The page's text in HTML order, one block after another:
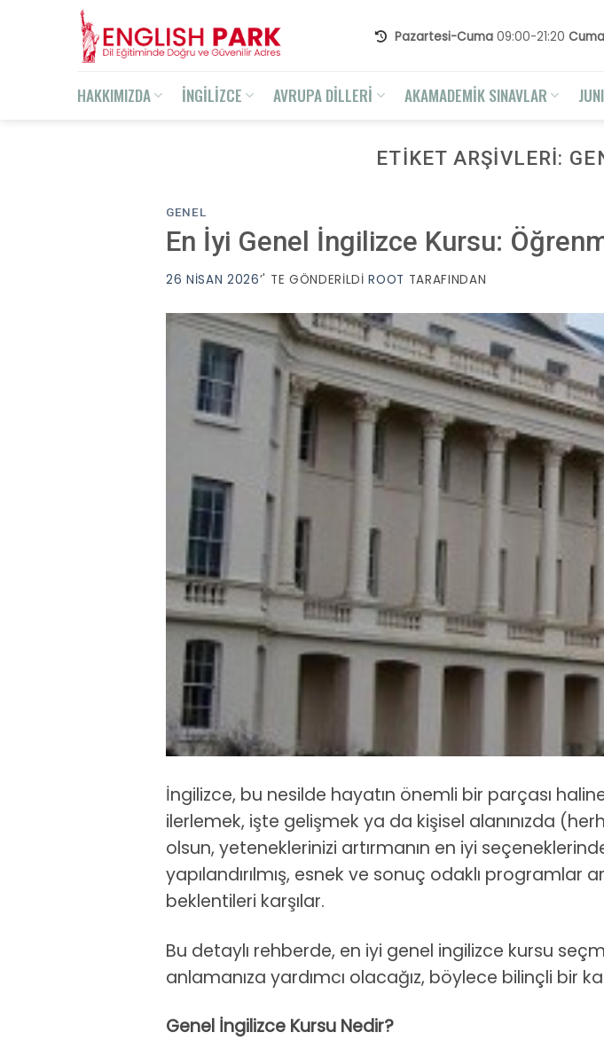
Pazartesi-Cuma 09:00-21:20
HAKKIMIZDA İNGİLİZCE AVRUPA DİLLERİ AKAMADEMİK SINAVLAR
ETIKET ARŞIVLERI:
GENEL
En İyi Genel İngilizce Kursu:
26 NISAN 2026’' TE GÖNDERILDI ROOT TARAFINDAN
İngilizce, bu nesilde hayatın önemli bir parçası
ilerlemek, işte gelişmek ya da kişisel alanınızda
olsun, yeteneklerinizi artırmanın en iyi
yapılandırılmış, esnek ve sonuç odaklı programlar
beklentileri karşılar.
Bu detaylı rehberde, en iyi genel ingilizce kursu
anlamanıza yardımcı olacağız, böylece bilinçli bir
Genel İngilizce Kursu Nedir?